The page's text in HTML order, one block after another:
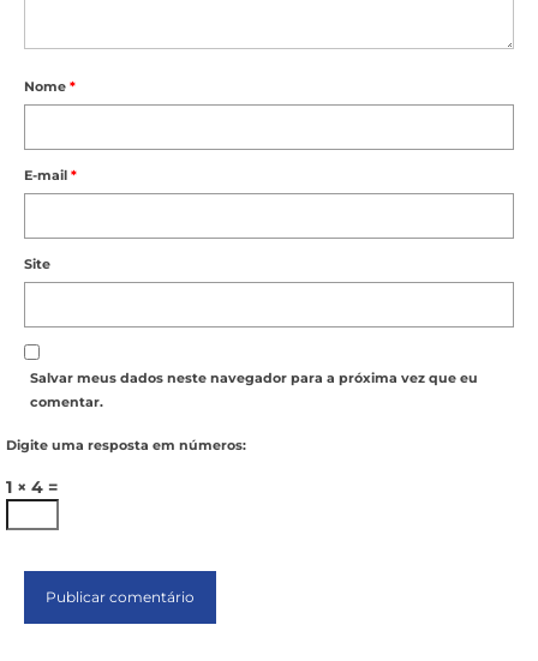
Nome *
E-mail *
Site
Salvar meus dados neste navegador para a próxima vez que eu
comentar.
Digite uma resposta em números:
1 × 4 =